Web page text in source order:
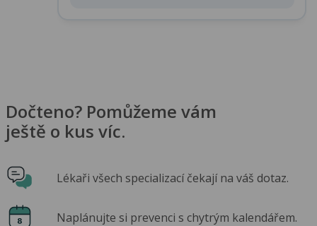
Dočteno? Pomůžeme vám
ještě o kus víc.
Lékaři všech specializací čekají na váš dotaz.
Naplánujte si prevenci s chytrým kalendářem.